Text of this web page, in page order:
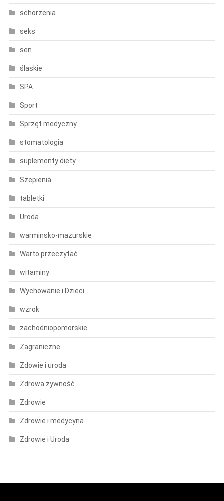
schorzenia
seks
sen
ślaskie
SPA
Sport
Sprzęt medyczny
stomatologia
suplementy diety
Szepienia
tabletki
Uroda
warminsko-mazurskie
Warto przeczytać
witaminy
Wychowanie i Dzieci
wzrok
zachodniopomorskie
Zagraniczne
Zdowie i uroda
Zdrowa żywność
Zdrowie
Zdrowie i medycyna
Zdrowie i Uroda